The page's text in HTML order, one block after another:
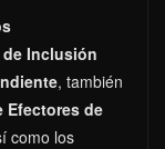
Inclusión
, también
Efectores de
como los